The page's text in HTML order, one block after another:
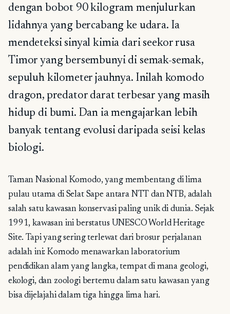
dengan bobot 90 kilogram menjulurkan
lidahnya yang bercabang ke udara. Ia
mendeteksi sinyal kimia dari seekor rusa
Timor yang bersembunyi di semak-semak,
sepuluh kilometer jauhnya. Inilah komodo
dragon, predator darat terbesar yang masih
hidup di bumi. Dan ia mengajarkan lebih
banyak tentang evolusi daripada seisi kelas
biologi.
Taman Nasional Komodo, yang membentang di lima
pulau utama di Selat Sape antara NTT dan NTB, adalah
salah satu kawasan konservasi paling unik di dunia. Sejak
1991, kawasan ini berstatus UNESCO World Heritage
Site. Tapi yang sering terlewat dari brosur perjalanan
adalah ini: Komodo menawarkan laboratorium
pendidikan alam yang langka, tempat di mana geologi,
ekologi, dan zoologi bertemu dalam satu kawasan yang
bisa dijelajahi dalam tiga hingga lima hari.